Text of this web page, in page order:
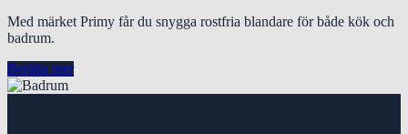
Med märket Primy får du snygga rostfria blandare för både kök och
badrum.
Berätta mer